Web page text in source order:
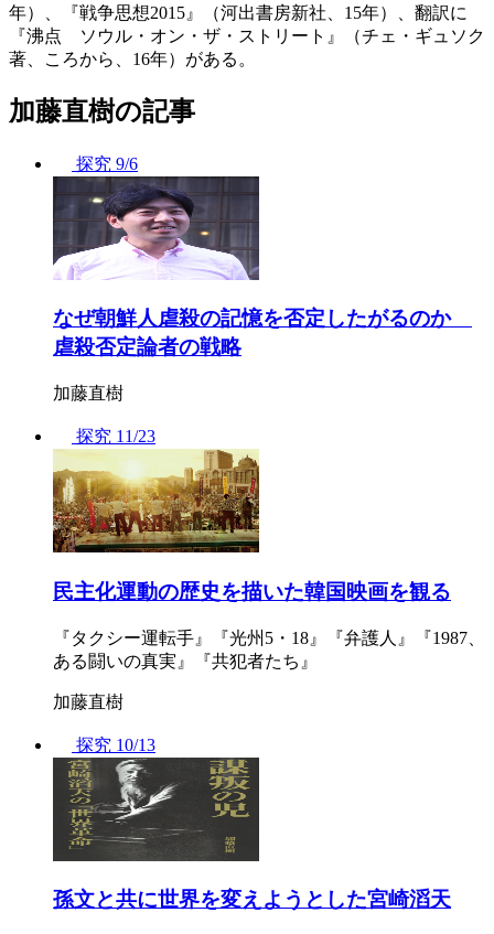
年）、『戦争思想2015』（河出書房新社、15年）、翻訳に
『沸点 ソウル・オン・ザ・ストリート』（チェ・ギュソク
著、ころから、16年）がある。
加藤直樹の記事
探究 9/6
なぜ朝鮮人虐殺の記憶を否定したがるのか
虐殺否定論者の戦略
加藤直樹
探究 11/23
民主化運動の歴史を描いた韓国映画を観る
『タクシー運転手』『光州5・18』『弁護人』『1987、
ある闘いの真実』『共犯者たち』
加藤直樹
探究 10/13
孫文と共に世界を変えようとした宮崎滔天